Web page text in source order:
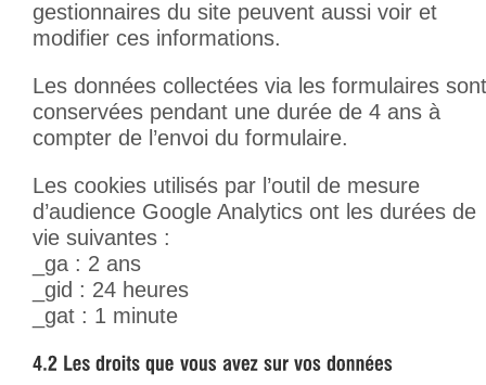
gestionnaires du site peuvent aussi voir et
modifier ces informations.
Les données collectées via les formulaires sont
conservées pendant une durée de 4 ans à
compter de l’envoi du formulaire.
Les cookies utilisés par l’outil de mesure
d’audience Google Analytics ont les durées de
vie suivantes :
_ga : 2 ans
_gid : 24 heures
_gat : 1 minute